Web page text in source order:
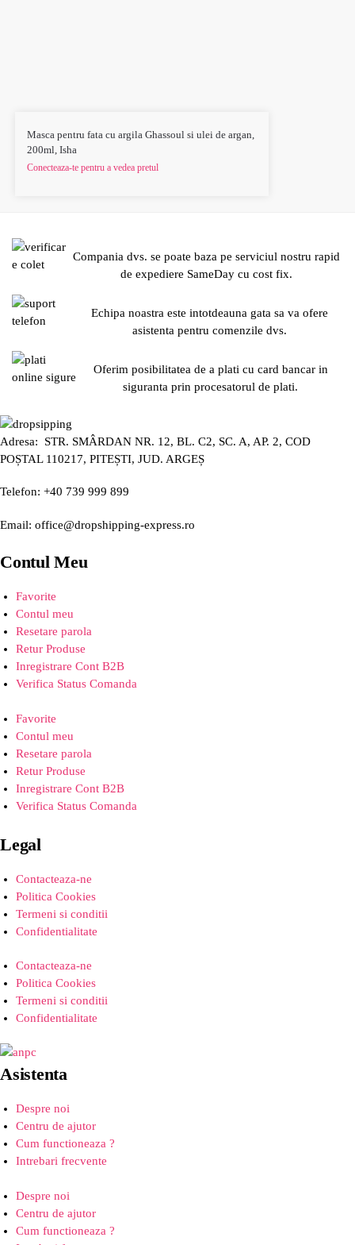
Masca pentru fata cu argila Ghassoul si ulei de argan,
200ml, Isha
Conecteaza-te pentru a vedea pretul
Compania dvs. se poate baza pe serviciul nostru rapid
de expediere SameDay cu cost fix.
Echipa noastra este intotdeauna gata sa va ofere
asistenta pentru comenzile dvs.
Oferim posibilitatea de a plati cu card bancar in
siguranta prin procesatorul de plati.
Adresa: STR. SMÂRDAN NR. 12, BL. C2, SC. A, AP. 2, COD
POȘTAL 110217, PITEȘTI, JUD. ARGEȘ
Telefon: +40 739 999 899
Email: office@dropshipping-express.ro
Contul Meu
Favorite
Contul meu
Resetare parola
Retur Produse
Inregistrare Cont B2B
Verifica Status Comanda
Favorite
Contul meu
Resetare parola
Retur Produse
Inregistrare Cont B2B
Verifica Status Comanda
Legal
Contacteaza-ne
Politica Cookies
Termeni si conditii
Confidentialitate
Contacteaza-ne
Politica Cookies
Termeni si conditii
Confidentialitate
Asistenta
Despre noi
Centru de ajutor
Cum functioneaza ?
Intrebari frecvente
Despre noi
Centru de ajutor
Cum functioneaza ?